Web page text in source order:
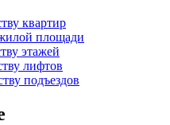
квартир
площади
этажей
лифтов
подъездов